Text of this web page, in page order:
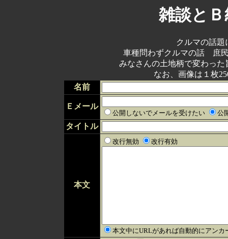
雑談と
クルマの話
車種問わずクルマの話 庶
みなさんの土地柄で変わっ
なお、画像は１枚
名前
Ｅメール
公開しないでメールを受けたい 公
タイトル
本文
改行無効 改行有効
本文中にURLがあれば自動的にアン